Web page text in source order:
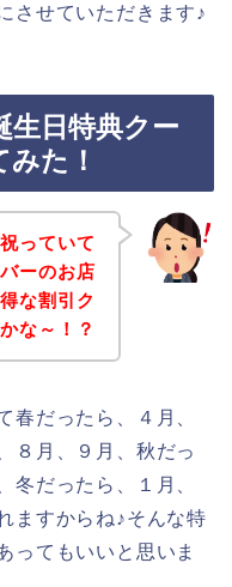
させていただきます♪
生日特典クー
た！
っていて
ーのお店
な割引ク
な～！？
春だったら、４月、
８月、９月、秋だっ
冬だったら、１月、
ますからね♪そんな特
ってもいいと思いま